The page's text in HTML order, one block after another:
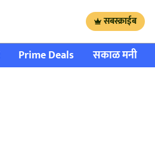
सबस्क्राईब
Prime Deals सकाळ मनी